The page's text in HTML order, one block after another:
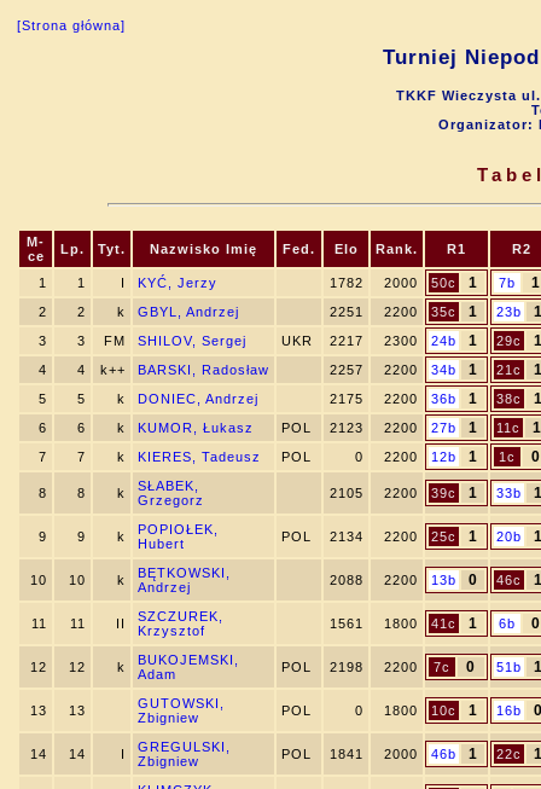
[Strona główna]
Turniej
TKKF Wieczysta
Organizator:
M-
ce
Lp. Tyt. Nazwisko Imię Fed. Elo Rank. R1 R2
1 1 I KYĆ, Jerzy 1782 2000 50c 1 7b 1
2 2 k GBYL, Andrzej 2251 2200 35c 1 23b
3 3 FM SHILOV, Sergej UKR 2217 2300 24b 1 29c
4 4 k++ BARSKI, Radosław 2257 2200 34b 1 21c
5 5 k DONIEC, Andrzej 2175 2200 36b 1 38c
6 6 k KUMOR, Łukasz POL 2123 2200 27b 1 11c 1
7 7 k KIERES, Tadeusz POL 0 2200 12b 1 1c 0
8 8 k
SŁABEK,
Grzegorz
2105 2200 39c 1 33b
9 9 k
POPIOŁEK,
Hubert
POL 2134 2200 25c 1 20b
10 10 k
BĘTKOWSKI,
Andrzej
2088 2200 13b 0 46c
11 11 II
SZCZUREK,
Krzysztof
1561 1800 41c 1 6b 0
12 12 k
BUKOJEMSKI,
Adam
POL 2198 2200 7c 0 51b
13 13
GUTOWSKI,
Zbigniew
POL 0 1800 10c 1 16b
14 14 I
GREGULSKI,
Zbigniew
POL 1841 2000 46b 1 22c